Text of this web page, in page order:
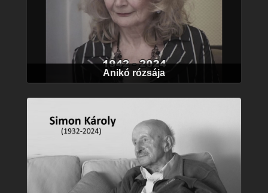
Anikó rózsája